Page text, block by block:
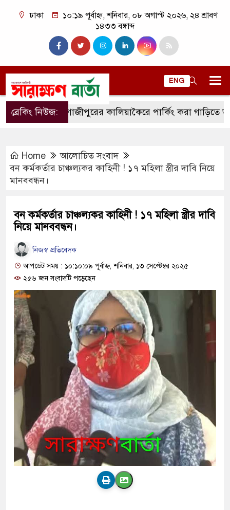
ঢাকা
১০:১৯ পূর্বাহ্ন, শনিবার, ০৮ অগাস্ট ২০২৬, ২৪ শ্রাবণ
১৪৩৩ বঙ্গাব্দ
ENG
ব্রেকিং নিউজ:গাজীপুরের কালিয়াকৈরে পার্কিং করা গাড়িতে আগুন।
Home
আলোচিত সংবাদ
বন কর্মকর্তার চাঞ্চল্যকর কাহিনী ! ১৭ মহিলা স্ত্রীর দাবি নিয়ে
মানববন্ধন।
বন কর্মকর্তার চাঞ্চল্যকর কাহিনী ! ১৭ মহিলা স্ত্রীর দাবি
নিয়ে মানববন্ধন।
নিজস্ব প্রতিবেদক
আপডেট সময় : ১০:১০:০৯ পূর্বাহ্ন, শনিবার, ১৩ সেপ্টেম্বর ২০২৫
২৫৬ জন সংবাদটি পড়েছেন